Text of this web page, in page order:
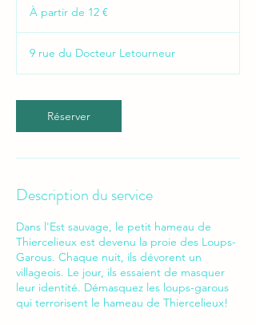
partir
euros
À partir de 12 €
9 rue du Docteur Letourneur
Réserver
Description du service
Dans l'Est sauvage, le petit hameau de
Thiercelieux est devenu la proie des Loups-
Garous. Chaque nuit, ils dévorent un
villageois. Le jour, ils essaient de masquer
leur identité. Démasquez les loups-garous
qui terrorisent le hameau de Thiercelieux!